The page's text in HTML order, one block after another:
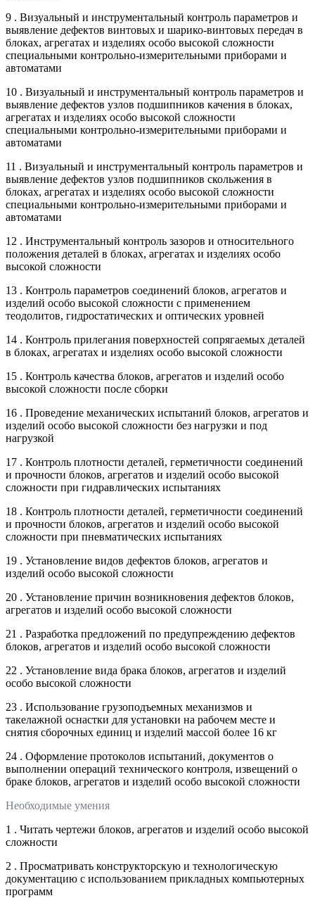
9 . Визуальный и инструментальный контроль параметров и
выявление дефектов винтовых и шарико-винтовых передач в
блоках, агрегатах и изделиях особо высокой сложности
специальными контрольно-измерительными приборами и
автоматами
10 . Визуальный и инструментальный контроль параметров и
выявление дефектов узлов подшипников качения в блоках,
агрегатах и изделиях особо высокой сложности
специальными контрольно-измерительными приборами и
автоматами
11 . Визуальный и инструментальный контроль параметров и
выявление дефектов узлов подшипников скольжения в
блоках, агрегатах и изделиях особо высокой сложности
специальными контрольно-измерительными приборами и
автоматами
12 . Инструментальный контроль зазоров и относительного
положения деталей в блоках, агрегатах и изделиях особо
высокой сложности
13 . Контроль параметров соединений блоков, агрегатов и
изделий особо высокой сложности с применением
теодолитов, гидростатических и оптических уровней
14 . Контроль прилегания поверхностей сопрягаемых деталей
в блоках, агрегатах и изделиях особо высокой сложности
15 . Контроль качества блоков, агрегатов и изделий особо
высокой сложности после сборки
16 . Проведение механических испытаний блоков, агрегатов и
изделий особо высокой сложности без нагрузки и под
нагрузкой
17 . Контроль плотности деталей, герметичности соединений
и прочности блоков, агрегатов и изделий особо высокой
сложности при гидравлических испытаниях
18 . Контроль плотности деталей, герметичности соединений
и прочности блоков, агрегатов и изделий особо высокой
сложности при пневматических испытаниях
19 . Установление видов дефектов блоков, агрегатов и
изделий особо высокой сложности
20 . Установление причин возникновения дефектов блоков,
агрегатов и изделий особо высокой сложности
21 . Разработка предложений по предупреждению дефектов
блоков, агрегатов и изделий особо высокой сложности
22 . Установление вида брака блоков, агрегатов и изделий
особо высокой сложности
23 . Использование грузоподъемных механизмов и
такелажной оснастки для установки на рабочем месте и
снятия сборочных единиц и изделий массой более 16 кг
24 . Оформление протоколов испытаний, документов о
выполнении операций технического контроля, извещений о
браке блоков, агрегатов и изделий особо высокой сложности
Необходимые умения
1 . Читать чертежи блоков, агрегатов и изделий особо высокой
сложности
2 . Просматривать конструкторскую и технологическую
документацию с использованием прикладных компьютерных
программ